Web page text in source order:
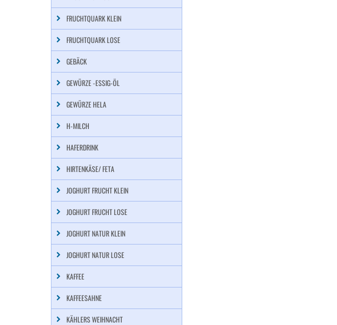
FRUCHTQUARK KLEIN
FRUCHTQUARK LOSE
GEBÄCK
GEWÜRZE -ESSIG-ÖL
GEWÜRZE HELA
H-MILCH
HAFERDRINK
HIRTENKÄSE/ FETA
JOGHURT FRUCHT KLEIN
JOGHURT FRUCHT LOSE
JOGHURT NATUR KLEIN
JOGHURT NATUR LOSE
KAFFEE
KAFFEESAHNE
KÄHLERS WEIHNACHT